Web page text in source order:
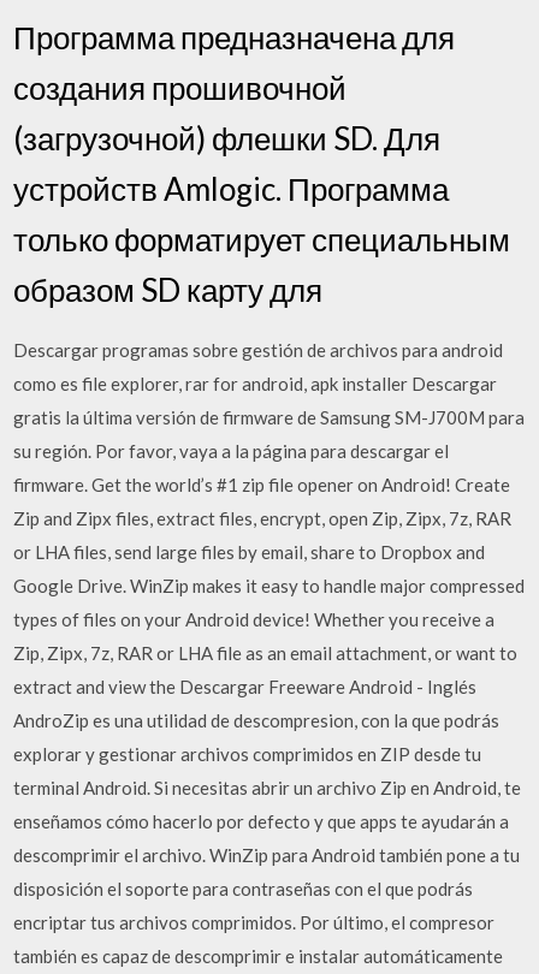
Программа предназначена для
создания прошивочной
(загрузочной) флешки SD. Для
устройств Amlogic. Программа
только форматирует специальным
образом SD карту для
Descargar programas sobre gestión de archivos para android
como es file explorer, rar for android, apk installer Descargar
gratis la última versión de firmware de Samsung SM-J700M para
su región. Por favor, vaya a la página para descargar el
firmware. Get the world’s #1 zip file opener on Android! Create
Zip and Zipx files, extract files, encrypt, open Zip, Zipx, 7z, RAR
or LHA files, send large files by email, share to Dropbox and
Google Drive. WinZip makes it easy to handle major compressed
types of files on your Android device! Whether you receive a
Zip, Zipx, 7z, RAR or LHA file as an email attachment, or want to
extract and view the Descargar Freeware Android - Inglés
AndroZip es una utilidad de descompresion, con la que podrás
explorar y gestionar archivos comprimidos en ZIP desde tu
terminal Android. Si necesitas abrir un archivo Zip en Android, te
enseñamos cómo hacerlo por defecto y que apps te ayudarán a
descomprimir el archivo. WinZip para Android también pone a tu
disposición el soporte para contraseñas con el que podrás
encriptar tus archivos comprimidos. Por último, el compresor
también es capaz de descomprimir e instalar automáticamente